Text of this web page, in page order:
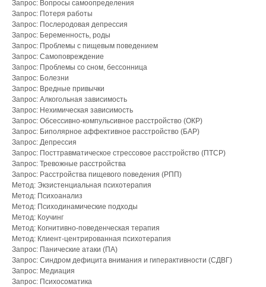
Запрос: Вопросы самоопределения
Запрос: Потеря работы
Запрос: Послеродовая депрессия
Запрос: Беременность, роды
Запрос: Проблемы с пищевым поведением
Запрос: Самоповреждение
Запрос: Проблемы со сном, бессонница
Запрос: Болезни
Запрос: Вредные привычки
Запрос: Алкогольная зависимость
Запрос: Нехимическая зависимость
Запрос: Обсессивно-компульсивное расстройство (ОКР)
Запрос: Биполярное аффективное расстройство (БАР)
Запрос: Депрессия
Запрос: Посттравматическое стрессовое расстройство (ПТСР)
Запрос: Тревожные расстройства
Запрос: Расстройства пищевого поведения (РПП)
Метод: Экзистенциальная психотерапия
Метод: Психоанализ
Метод: Психодинамические подходы
Метод: Коучинг
Метод: Когнитивно-поведенческая терапия
Метод: Клиент-центрированная психотерапия
Запрос: Панические атаки (ПА)
Запрос: Синдром дефицита внимания и гиперактивности (СДВГ)
Запрос: Медиация
Запрос: Психосоматика